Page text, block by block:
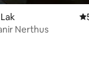
uit 5, 40
Nerthus